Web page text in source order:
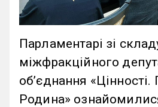
Парламентарі зі
міжфракційного
об’єднання «Цінності.
Родина»